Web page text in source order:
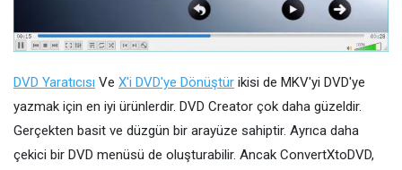
DVD Yaratıcısı Ve X'i DVD'ye Dönüştür ikisi de MKV'yi DVD'ye
yazmak için en iyi ürünlerdir. DVD Creator çok daha güzeldir.
Gerçekten basit ve düzgün bir arayüze sahiptir. Ayrıca daha
çekici bir DVD menüsü de oluşturabilir. Ancak ConvertXtoDVD,